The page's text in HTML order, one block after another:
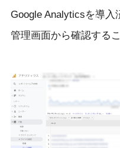
Google Analyticsを導入
管理画面から確認する